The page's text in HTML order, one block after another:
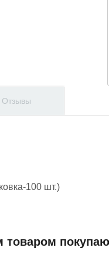
Отзывы
100 шт.)
товаром